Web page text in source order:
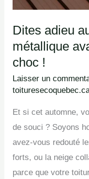
Dites adieu
métallique
choc !
Laisser un
Et si cet automne,
de souci ? Soyons
avez-vous redouté
forts, ou la neige
parce que votre
choc